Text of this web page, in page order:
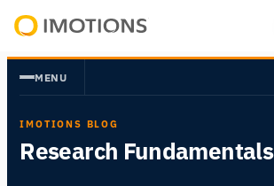
Zum
Inhalt
springen
Insight
MENU
IMOTIONS BLOG
Research Fundamentals